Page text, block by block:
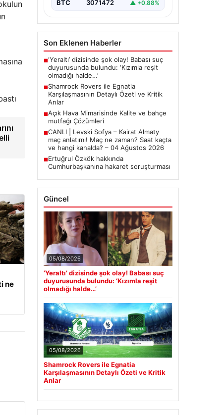
ne
BTC 3071472 ▲ +0.88%
Son Eklenen Haberler
■‘Yeraltı’ dizisinde şok olay! Babası suç
duyurusunda bulundu: ‘Kızımla reşit
olmadığı halde…’
■Shamrock Rovers ile Egnatia
Karşılaşmasının Detaylı Özeti ve Kritik
Anlar
■Açık Hava Mimarisinde Kalite ve bahçe
mutfağı Çözümleri
■CANLI | Levski Sofya – Kairat Almaty
maç anlatımı! Maç ne zaman? Saat kaçta
ve hangi kanalda? – 04 Ağustos 2026
■Ertuğrul Özkök hakkında
Cumhurbaşkanına hakaret soruşturması
Güncel
05/08/2026
‘Yeraltı’ dizisinde şok olay! Babası suç
duyurusunda bulundu: ‘Kızımla reşit
olmadığı halde…’
05/08/2026
Shamrock Rovers ile Egnatia
Karşılaşmasının Detaylı Özeti ve Kritik
Anlar